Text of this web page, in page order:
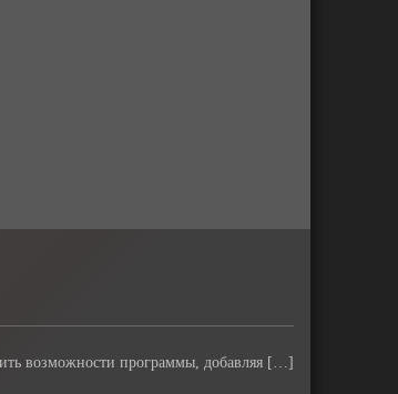
возможности программы, добавляя […]